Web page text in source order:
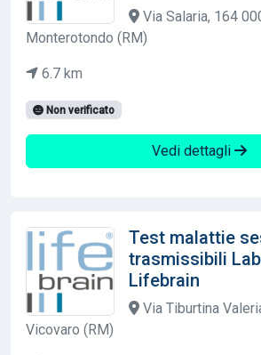
Via Salaria, 164
Monterotondo (RM)
6.7 km
Non verificato
Vedi dettagli
Test malattie
trasmissibili
Lifebrain
Via Tiburtina
Vicovaro (RM)